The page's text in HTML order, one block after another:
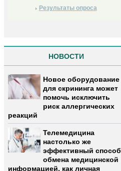
Результаты опроса
НОВОСТИ
Новое оборудование
для скрининга может
помочь исключить
риск аллергических
реакций
Телемедицина
настолько же
эффективный способ
обмена медицинской
информацией, как личная